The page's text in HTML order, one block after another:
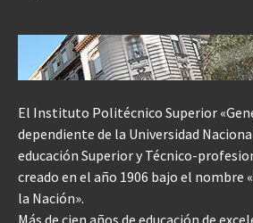
El Instituto Politécnico Superior
dependiente de la Universidad
educación Superior y Técnico-
creado en el año 1906 bajo el nombre
la Nación».